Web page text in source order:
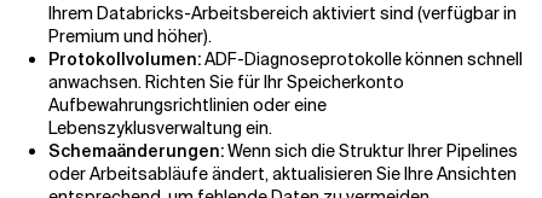
Ihrem Databricks-Arbeitsbereich aktiviert sind (verfügbar in
Premium und höher).
Protokollvolumen:ADF-Diagnoseprotokolle können schnell
anwachsen. Richten Sie für Ihr Speicherkonto
Aufbewahrungsrichtlinien oder eine
Lebenszyklusverwaltung ein.
Schemaänderungen:Wenn sich die Struktur Ihrer Pipelines
oder Arbeitsabläufe ändert, aktualisieren Sie Ihre Ansichten